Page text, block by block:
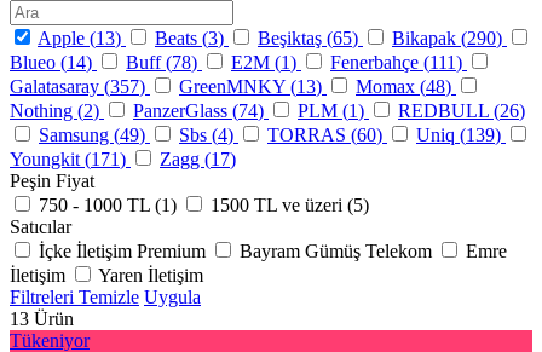
Apple (13) Beats (3) Beşiktaş (65) Bikapak (290)
Blueo (14) Buff (78) E2M (1) Fenerbahçe (111)
Galatasaray (357) GreenMNKY (13) Momax (48)
Nothing (2) PanzerGlass (74) PLM (1) REDBULL (26)
Samsung (49) Sbs (4) TORRAS (60) Uniq (139)
Youngkit (171) Zagg (17)
Peşin Fiyat
750 - 1000 TL (1) 1500 TL ve üzeri (5)
Satıcılar
İçke İletişim Premium
Bayram Gümüş Telekom
Emre
İletişim
Yaren İletişim
Filtreleri Temizle Uygula
13 Ürün
Tükeniyor